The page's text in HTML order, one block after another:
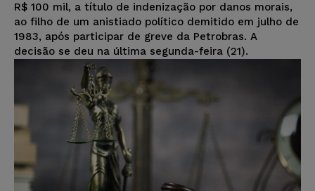
R$ 100 mil, a título de indenização por danos morais,
ao filho de um anistiado político demitido em julho de
1983, após participar de greve da Petrobras. A
decisão se deu na última segunda-feira (21).